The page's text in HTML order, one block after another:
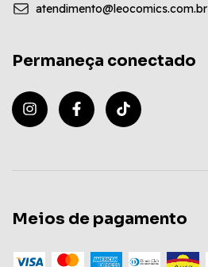
atendimento@leocomics.com.br
Permaneça conectado
Meios de pagamento